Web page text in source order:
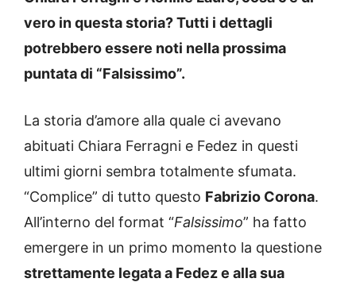
vero in questa storia? Tutti i dettagli
potrebbero essere noti nella prossima
puntata di “Falsissimo”.
La storia d’amore alla quale ci avevano
abituati Chiara Ferragni e Fedez in questi
ultimi giorni sembra totalmente sfumata.
“Complice” di tutto questo Fabrizio Corona.
All’interno del format “Falsissimo” ha fatto
emergere in un primo momento la questione
strettamente legata a Fedez e alla sua